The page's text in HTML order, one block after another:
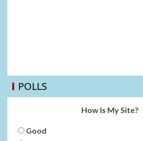
POLLS
How Is My Site?
Good